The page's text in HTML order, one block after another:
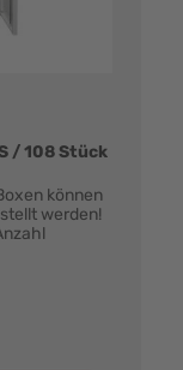
/ 108 Stück
können
werden!